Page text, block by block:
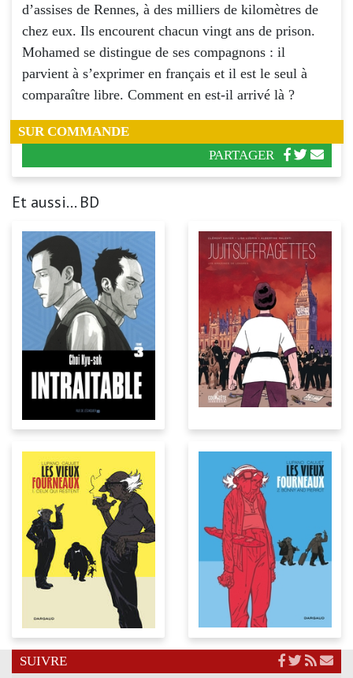
d’assises de Rennes, à des milliers de kilomètres de
chez eux. Ils encourent chacun vingt ans de prison.
Mohamed se distingue de ses compagnons : il
parvient à s’exprimer en français et il est le seul à
comparaître libre. Comment en est-il arrivé là ?
SUR COMMANDE
PARTAGER
Et aussi... BD
SUIVRE